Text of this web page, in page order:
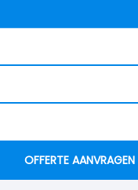
OFFERTE AANVRAGEN